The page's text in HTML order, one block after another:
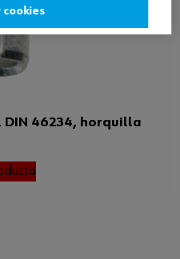
46234, horquilla
cookies